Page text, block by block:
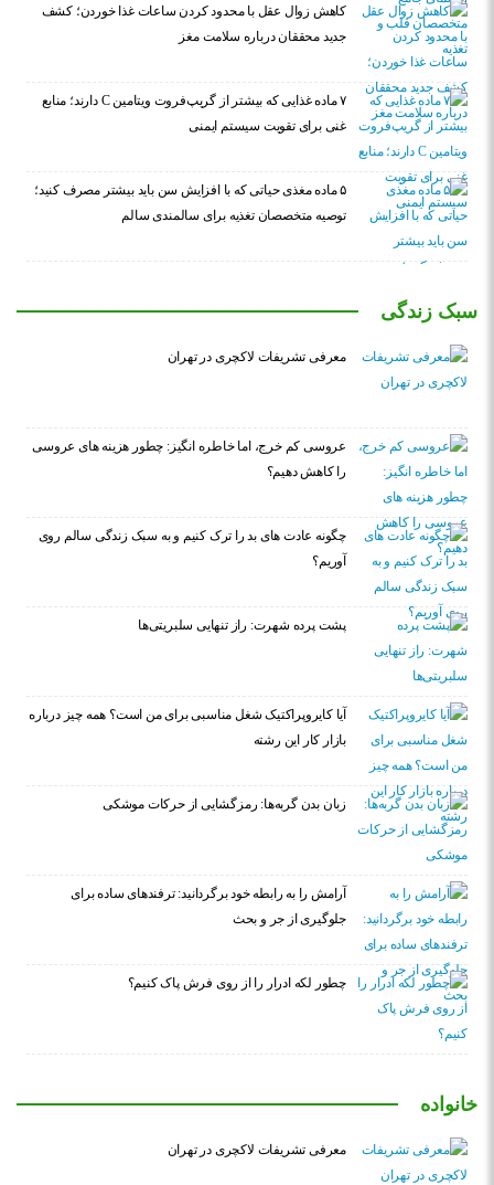
کاهش زوال عقل با محدود کردن ساعات غذا خوردن؛ کشف
جدید محققان درباره سلامت مغز
۷ ماده غذایی که بیشتر از گریپ‌فروت ویتامین C دارند؛ منابع
غنی برای تقویت سیستم ایمنی
۵ ماده مغذی حیاتی که با افزایش سن باید بیشتر مصرف کنید؛
توصیه متخصصان تغذیه برای سالمندی سالم
سبک زندگی
معرفی تشریفات لاکچری در تهران
عروسی کم خرج، اما خاطره انگیز: چطور هزینه های عروسی
را کاهش دهیم؟
چگونه عادت‌ های بد را ترک کنیم و به سبک زندگی سالم روی
آوریم؟
پشت پرده شهرت: راز تنهایی سلبریتی‌ها
آیا کایروپراکتیک شغل مناسبی برای من است؟ همه چیز درباره
بازار کار این رشته
زبان بدن گربه‌ها: رمزگشایی از حرکات موشکی
آرامش را به رابطه خود برگردانید: ترفندهای ساده برای
جلوگیری از جر و بحث
چطور لکه ادرار را از روی فرش پاک کنیم؟
خانواده
معرفی تشریفات لاکچری در تهران